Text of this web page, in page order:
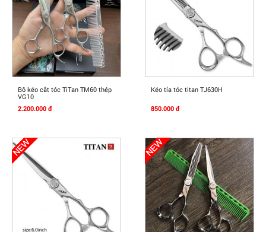
Mua Ngay
Bô kéo cắt tóc TiTan TM60 thép
VG10
2.200.000 đ
Mua Ngay
Kéo tỉa tóc titan TJ630H
850.000 đ